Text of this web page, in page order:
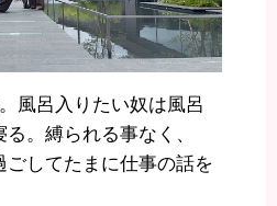
風呂入りたい奴は風呂
。縛られる事なく、
してたまに仕事の話を